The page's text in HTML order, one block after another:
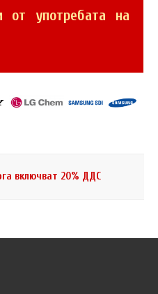
от употребата на
включват 20% ДДС